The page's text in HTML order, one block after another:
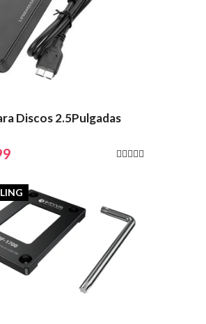
Discos 2.5Pulgadas